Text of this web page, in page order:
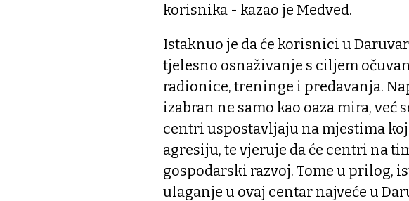
korisnika - kazao je Medved.
Istaknuo je da će korisnici u
tjelesno osnaživanje s ciljem
radionice, treninge i predavanja.
izabran ne samo kao oaza mira, već
centri uspostavljaju na mjestima
agresiju, te vjeruje da će centri na
gospodarski razvoj. Tome u prilog,
ulaganje u ovaj centar najveće u